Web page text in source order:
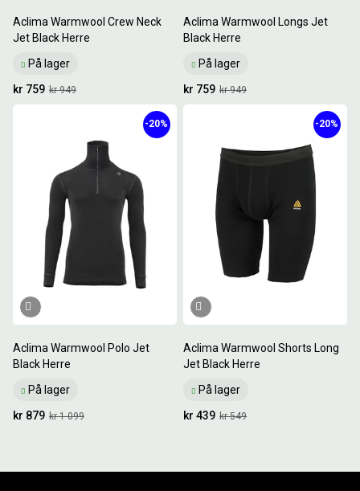
Aclima Warmwool Crew Neck
Jet Black Herre
På lager
kr 949
kr 759
Aclima Warmwool Longs Jet
Black Herre
På lager
kr 949
kr 759
Aclima Warmwool Polo Jet
Black Herre
På lager
-20%
kr 1 099
kr 879
Aclima Warmwool Shorts Long
Jet Black Herre
På lager
-20%
kr 549
kr 439